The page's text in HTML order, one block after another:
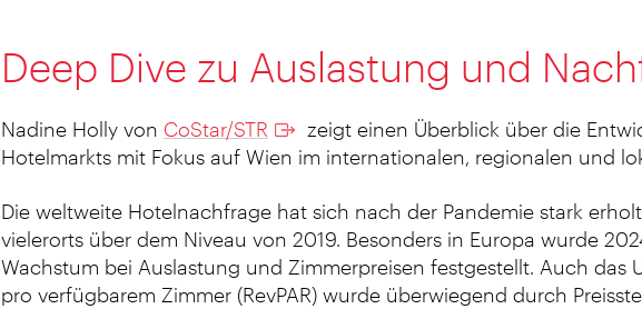
Deep Dive zu Auslastung und
Nadine Holly von CoStar/STR
zeigt einen Überblick über die
Hotelmarkts mit Fokus auf Wien im internationalen, regionalen und
Die weltweite Hotelnachfrage hat sich nach der Pandemie stark
vielerorts über dem Niveau von 2019. Besonders in Europa wurde
Wachstum bei Auslastung und Zimmerpreisen festgestellt. Auch das
pro verfügbarem Zimmer (RevPAR) wurde überwiegend durch